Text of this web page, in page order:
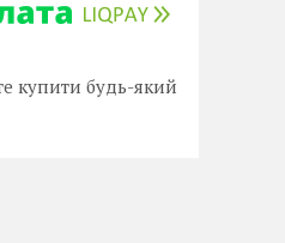
купити будь-який